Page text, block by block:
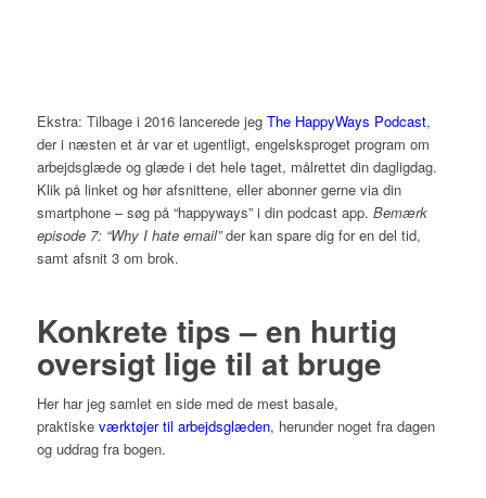
Ekstra: Tilbage i 2016 lancerede jeg The HappyWays Podcast,
der i næsten et år var et ugentligt, engelsksproget program om
arbejdsglæde og glæde i det hele taget, målrettet din dagligdag.
Klik på linket og hør afsnittene, eller abonner gerne via din
smartphone – søg på “happyways” i din podcast app. Bemærk
episode 7: “Why I hate email”der kan spare dig for en del tid,
samt afsnit 3 om brok.
Konkrete tips – en hurtig
oversigt lige til at bruge
Her har jeg samlet en side med de mest basale,
praktiske værktøjer til arbejdsglæden, herunder noget fra dagen
og uddrag fra bogen.